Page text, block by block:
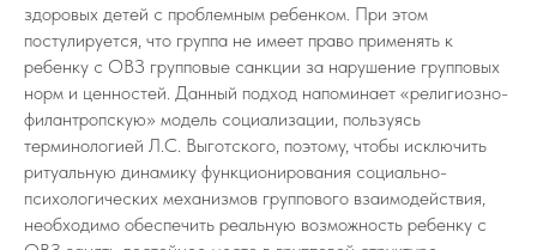
здоровых детей с проблемным ребенком. При этом
постулируется, что группа не имеет право применять к
ребенку с ОВЗ групповые санкции за нарушение групповых
норм и ценностей. Данный подход напоминает «религиозно-
филантропскую» модель социализации, пользуясь
терминологией Л.С. Выготского, поэтому, чтобы исключить
ритуальную динамику функционирования социально-
психологических механизмов группового взаимодействия,
необходимо обеспечить реальную возможность ребенку с